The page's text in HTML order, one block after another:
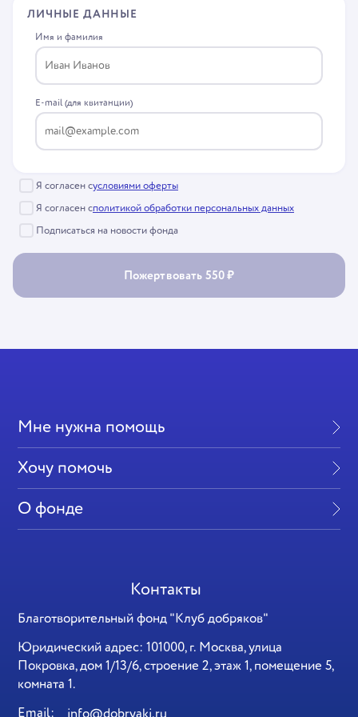
ВЕЧЕРИНКИ СО СМЫСЛОМ
КОРОБКА ХРАБРОСТИ
УРОКИ ДОБРОТЫ
ЮРИДИЧЕСКАЯ ПОМОЩЬ
АВТОДОБРЯКИ
ДОБРЫЙ ТОРТ
ДОБРОПРОБЕГ
ЦВЕТЫ ДОБРОТЫ
БИЗНЕСУ
ЛИЧНЫЕ ДАННЫЕ
Имя и фамилия
E-mail (для квитанции)
Я согласен сусловиями оферты
Я согласен сполитикой обработки персональных данных
Подписаться на новости фонда
Пожертвовать 550 ₽
Мне нужна помощь
Хочу помочь
О фонде
Контакты
Благотворительный фонд "Клуб добряков"
Юридический адрес: 101000, г. Москва, улица
Покровка, дом 1/13/6, строение 2, этаж 1, помещение 5,
комната 1.
Email: info@dobryaki.ru